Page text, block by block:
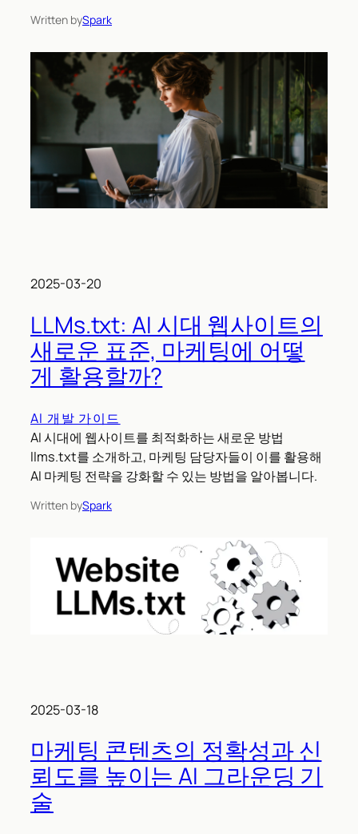
Written bySpark
2025-03-20
LLMs.txt: AI 시대 웹사이트의
새로운 표준, 마케팅에 어떻
게 활용할까?
AI 개발 가이드
AI 시대에 웹사이트를 최적화하는 새로운 방법
llms.txt를 소개하고, 마케팅 담당자들이 이를 활용해
AI 마케팅 전략을 강화할 수 있는 방법을 알아봅니다.
Written bySpark
2025-03-18
마케팅 콘텐츠의 정확성과 신
뢰도를 높이는 AI 그라운딩 기
술